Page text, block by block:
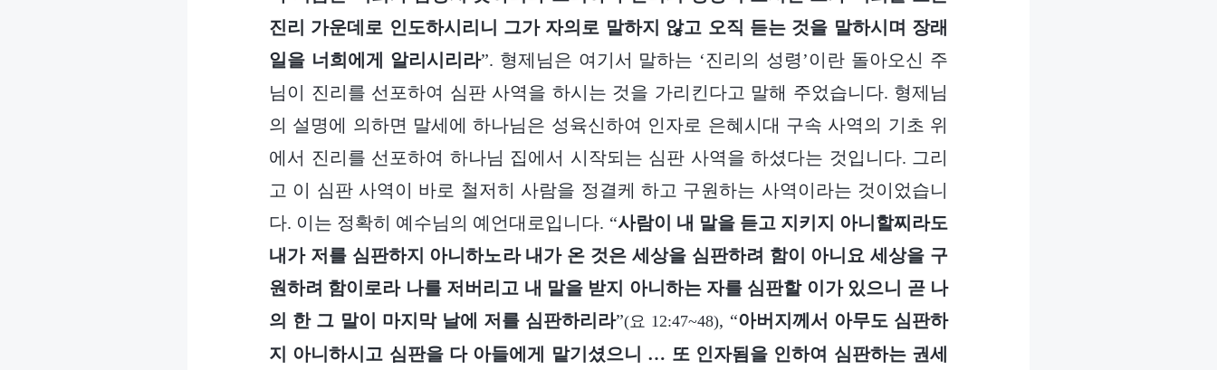
진리 가운데로 인도하시리니 그가 자의로 말하지 않고 오직 듣는 것을 말하시며 장래
일을 너희에게 알리시리라”. 형제님은 여기서 말하는 ‘진리의 성령’이란 돌아오신 주
님이 진리를 선포하여 심판 사역을 하시는 것을 가리킨다고 말해 주었습니다. 형제님
의 설명에 의하면 말세에 하나님은 성육신하여 인자로 은혜시대 구속 사역의 기초 위
에서 진리를 선포하여 하나님 집에서 시작되는 심판 사역을 하셨다는 것입니다. 그리
고 이 심판 사역이 바로 철저히 사람을 정결케 하고 구원하는 사역이라는 것이었습니
다. 이는 정확히 예수님의 예언대로입니다. “사람이 내 말을 듣고 지키지 아니할찌라도
내가 저를 심판하지 아니하노라 내가 온 것은 세상을 심판하려 함이 아니요 세상을 구
원하려 함이로라 나를 저버리고 내 말을 받지 아니하는 자를 심판할 이가 있으니 곧 나
의 한 그 말이 마지막 날에 저를 심판하리라”(요 12:47~48), “아버지께서 아무도 심판하
지 아니하시고 심판을 다 아들에게 맡기셨으니 … 또 인자됨을 인하여 심판하는 권세